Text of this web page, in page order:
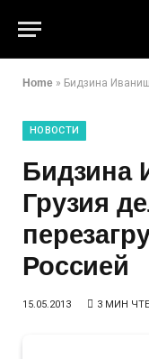
Home » Бидзина Иванишвили:
НОВОСТИ
Бидзина
Грузия
Россией
15.05.2013 3 МИН